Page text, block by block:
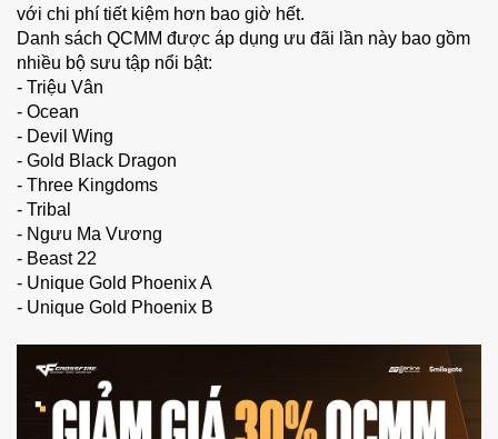
với chi phí tiết kiệm hơn bao giờ hết.
Danh sách QCMM được áp dụng ưu đãi lần này bao gồm
nhiều bộ sưu tập nổi bật:
- Triệu Vân
- Ocean
- Devil Wing
- Gold Black Dragon
- Three Kingdoms
- Tribal
- Ngưu Ma Vương
- Beast 22
- Unique Gold Phoenix A
- Unique Gold Phoenix B